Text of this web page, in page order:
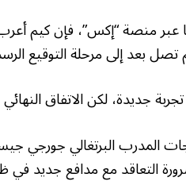
عبر منصة “إكس”، فإن كيم
تصل بعد إلى مرحلة التوقيع
جديدة، لكن الاتفاق
المدرب البرتغالي جورجي
التعاقد مع مدافع جديد